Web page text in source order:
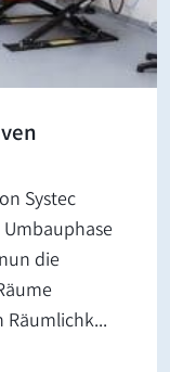
Systec
die